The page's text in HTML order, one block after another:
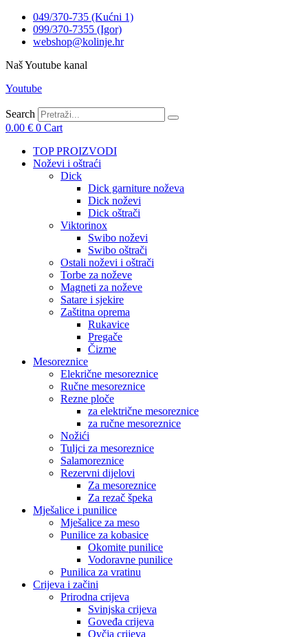
049/370-735 (Kućni 1)
099/370-7355 (Igor)
webshop@kolinje.hr
Naš Youtube kanal
Youtube
Search
0.00 € 0 Cart
TOP PROIZVODI
Noževi i oštraći
Dick
Dick garniture noževa
Dick noževi
Dick oštrači
Viktorinox
Swibo noževi
Swibo oštrači
Ostali noževi i oštrači
Torbe za noževe
Magneti za noževe
Satare i sjekire
Zaštitna oprema
Rukavice
Pregače
Čizme
Mesoreznice
Elekrične mesoreznice
Ručne mesoreznice
Rezne ploče
za električne mesoreznice
za ručne mesoreznice
Nožići
Tuljci za mesoreznice
Salamoreznice
Rezervni dijelovi
Za mesoreznice
Za rezač špeka
Mješalice i punilice
Mješalice za meso
Punilice za kobasice
Okomite punilice
Vodoravne punilice
Punilica za vratinu
Crijeva i začini
Prirodna crijeva
Svinjska crijeva
Goveđa crijeva
Ovčja crijeva